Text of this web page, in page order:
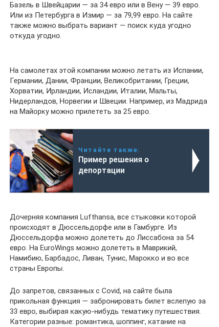
Базель в Швейцарии — за 34 евро или в Вену — 39 евро.
Или из Петербурга в Измир — за 79,99 евро. На сайте
также можно выбрать вариант — поиск куда угодно
откуда угодно.
На самолетах этой компании можно летать из Испании,
Германии, Дании, Франции, Великобритании, Греции,
Хорватии, Ирландии, Исландии, Италии, Мальты,
Нидерландов, Норвегии и Швеции. Например, из Мадрида
на Майорку можно прилететь за 25 евро.
Читайте также:
Пример решения о
депортации
Дочерняя компания Lufthansa, все стыковки которой
происходят в Дюссельдорфе или в Гамбурге. Из
Дюссельдорфа можно долететь до Лиссабона за 54
евро. На EuroWings можно долететь в Маврикий,
Намибию, Барбадос, Ливан, Тунис, Марокко и во все
страны Европы.
До запретов, связанных с Covid, на сайте была
прикольная функция — забронировать билет вслепую за
33 евро, выбирая какую-нибудь тематику путешествия.
Категории разные: романтика, шоппинг, катание на